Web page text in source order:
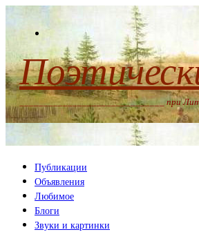
______________________________ при
Публикации
Объявления
Любимое
Блоги
Звуки и картинки